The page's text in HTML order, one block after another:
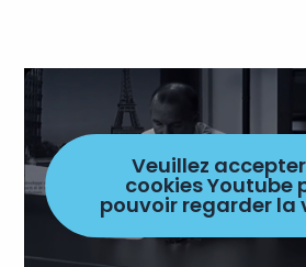
Veuillez
cookies Youtube
pouvoir regarder la